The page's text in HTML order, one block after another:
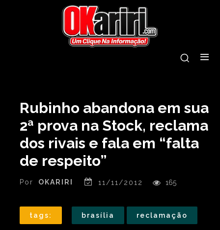
Rubinho abandona em sua
2ª prova na Stock, reclama
dos rivais e fala em “falta
de respeito”
Por OKARIRI 11/11/2012 165
tags: brasília reclamação